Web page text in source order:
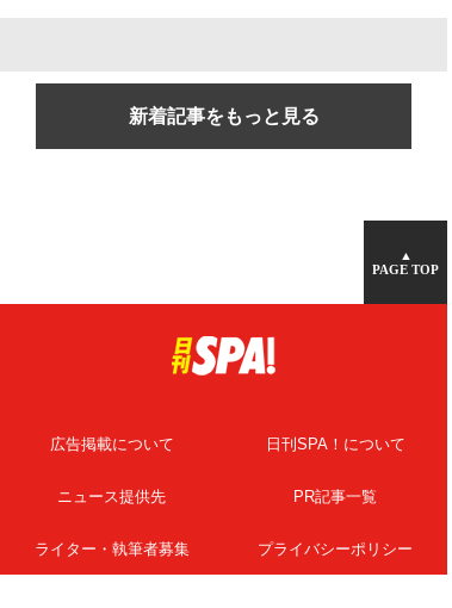
新着記事をもっと見る
▲
PAGE TOP
広告掲載について 日刊SPA！について
ニュース提供先 PR記事一覧
ライター・執筆者募集 プライバシーポリシー